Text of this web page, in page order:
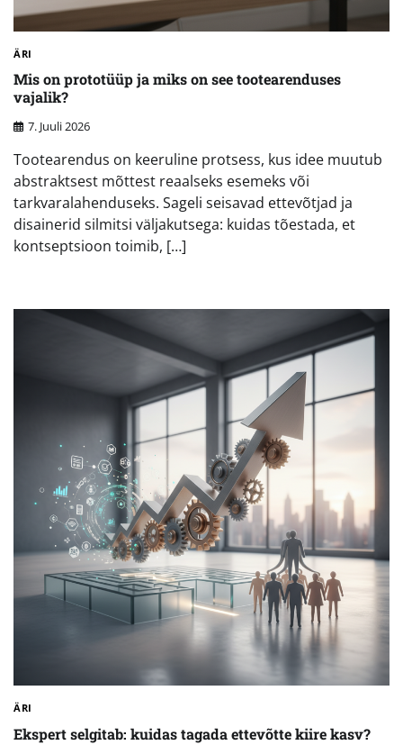
ÄRI
Mis on prototüüp ja miks on see tootearenduses
vajalik?
7. Juuli 2026
Tootearendus on keeruline protsess, kus idee muutub
abstraktsest mõttest reaalseks esemeks või
tarkvaralahenduseks. Sageli seisavad ettevõtjad ja
disainerid silmitsi väljakutsega: kuidas tõestada, et
kontseptsioon toimib, […]
ÄRI
Ekspert selgitab: kuidas tagada ettevõtte kiire kasv?